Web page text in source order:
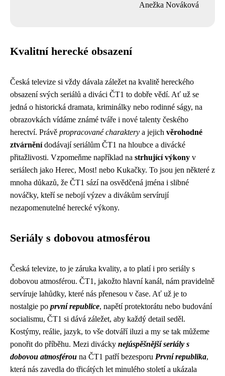
Anežka Nováková
Kvalitní herecké obsazení
Česká televize si vždy dávala záležet na kvalitě hereckého
obsazení svých seriálů a diváci ČT1 to dobře vědí. Ať už se
jedná o historická dramata, kriminálky nebo rodinné ságy, na
obrazovkách vídáme známé tváře i nové talenty českého
herectví. Právě propracované charaktery a jejich věrohodné
ztvárněnídodávají seriálům ČT1 na hloubce a divácké
přitažlivosti. Vzpomeňme například na strhující výkony v
seriálech jako Herec, Most! nebo Kukačky. To jsou jen některé z
mnoha důkazů, že ČT1 sází na osvědčená jména i slibné
nováčky, kteří se nebojí výzev a divákům servírují
nezapomenutelné herecké výkony.
Seriály s dobovou atmosférou
Česká televize, to je záruka kvality, a to platí i pro seriály s
dobovou atmosférou. ČT1, jakožto hlavní kanál, nám pravidelně
servíruje lahůdky, které nás přenesou v čase. Ať už je to
nostalgie po první republice, napětí protektorátu nebo budování
socialismu, ČT1 si dává záležet, aby každý detail seděl.
Kostýmy, reálie, jazyk, to vše dotváří iluzi a my se tak můžeme
ponořit do příběhu. Mezi divácky nejúspěšnější seriály s
dobovou atmosférou na ČT1 patří bezesporu První republika,
která nás zavedla do třicátých let minulého století a ukázala